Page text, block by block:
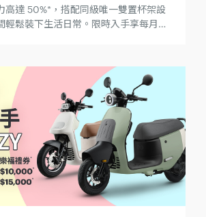
高達 50%*，搭配同級唯一雙置杯架設
輕鬆裝下生活日常。限時入手享每月資